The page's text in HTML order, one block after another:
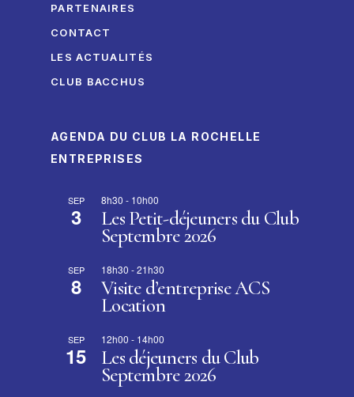
PARTENAIRES
CONTACT
LES ACTUALITÉS
CLUB BACCHUS
AGENDA DU CLUB LA ROCHELLE
ENTREPRISES
SEP
3
8h30 - 10h00
Les Petit-déjeuners du Club
Septembre 2026
SEP
8
18h30 -21h30
Visite d’entreprise ACS
Location
SEP
15
12h00 - 14h00
Les déjeuners du Club
Septembre 2026